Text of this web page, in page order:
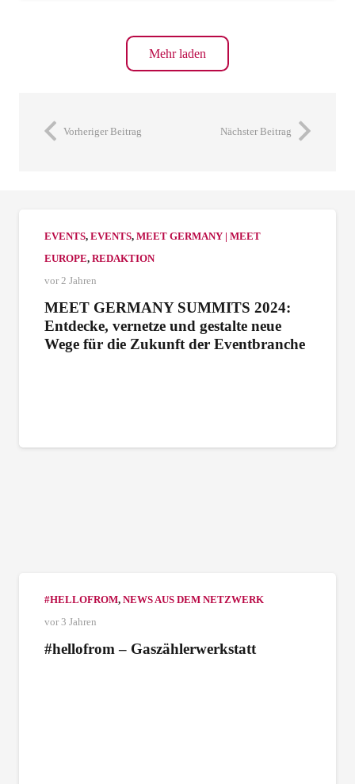
Mehr laden
Vorheriger Beitrag Nächster Beitrag
EVENTS, EVENTS, MEET GERMANY | MEET
EUROPE, REDAKTION
vor 2 Jahren
MEET GERMANY SUMMITS 2024:
Entdecke, vernetze und gestalte neue
Wege für die Zukunft der Eventbranche
#HELLOFROM, NEWS AUS DEM NETZWERK
vor 3 Jahren
#hellofrom – Gaszählerwerkstatt